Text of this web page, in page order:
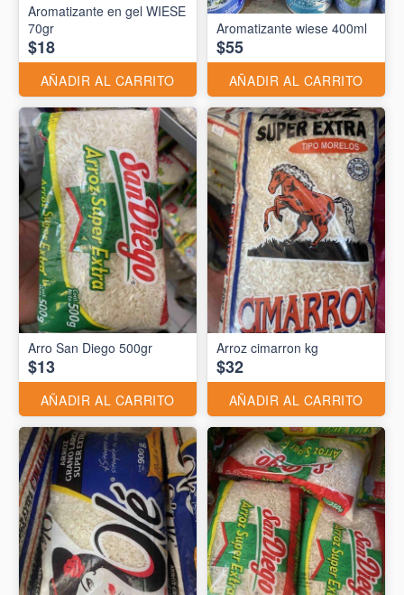
Aromatizante en gel WIESE
70gr
$18
AÑADIR AL CARRITO
Aromatizante wiese 400ml
$55
AÑADIR AL CARRITO
Arro San Diego 500gr
$13
AÑADIR AL CARRITO
Arroz cimarron kg
$32
AÑADIR AL CARRITO